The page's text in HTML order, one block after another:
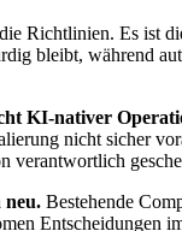
Richtlinien. Es ist
bleibt, während
KI-nativer
nicht sicher
verantwortlich
neu. Bestehende
Entscheidungen